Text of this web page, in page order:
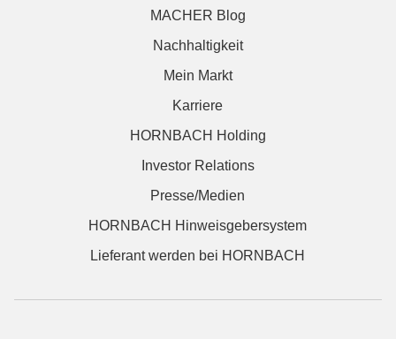
MACHER Blog
Nachhaltigkeit
Mein Markt
Karriere
HORNBACH Holding
Investor Relations
Presse/Medien
HORNBACH Hinweisgebersystem
Lieferant werden bei HORNBACH